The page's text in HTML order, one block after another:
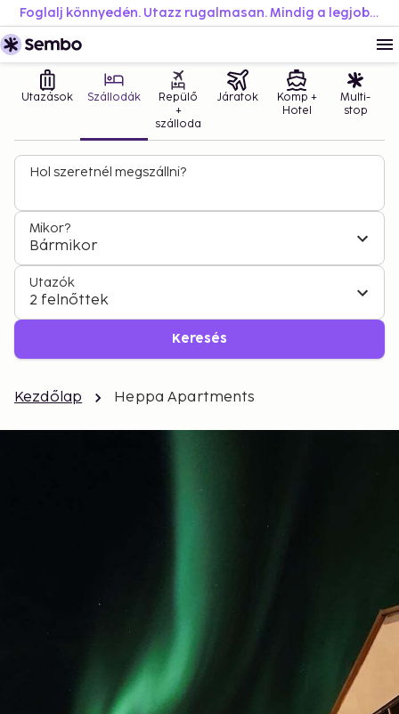
Foglalj könnyedén. Utazz rugalmasan. Mindig a legjobb áron.
Utazások Szállodák
Repülő
+
szálloda
Járatok
Komp +
Hotel
Multi-
stop
Hol szeretnél megszállni?
Mikor?
Bármikor
Utazók
2 felnőttek
Keresés
Kezdőlap Heppa Apartments